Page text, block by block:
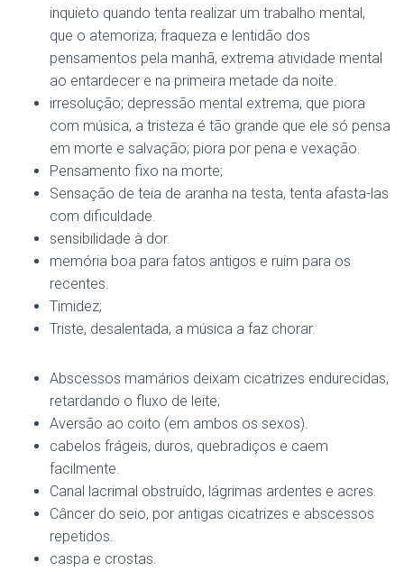
inquieto quando tenta realizar um trabalho mental,
que o atemoriza; fraqueza e lentidão dos
pensamentos pela manhã, extrema atividade mental
ao entardecer e na primeira metade da noite.
irresolução; depressão mental extrema, que piora
com música, a tristeza é tão grande que ele só pensa
em morte e salvação; piora por pena e vexação.
Pensamento fixo na morte;
Sensação de teia de aranha na testa, tenta afasta-las
com dificuldade.
sensibilidade à dor.
memória boa para fatos antigos e ruim para os
recentes.
Timidez;
Triste, desalentada, a música a faz chorar.
Abscessos mamários deixam cicatrizes endurecidas,
retardando o fluxo de leite;
Aversão ao coito (em ambos os sexos).
cabelos frágeis, duros, quebradiços e caem
facilmente.
Canal lacrimal obstruído, lágrimas ardentes e acres.
Câncer do seio, por antigas cicatrizes e abscessos
repetidos.
caspa e crostas.